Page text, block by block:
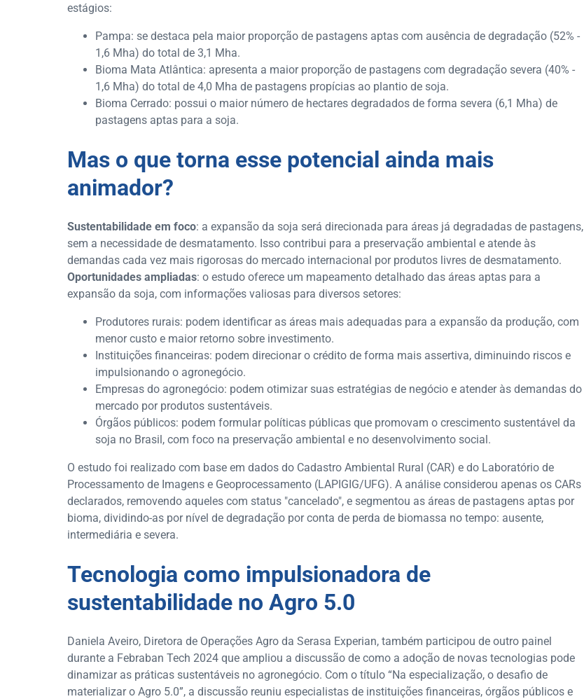
estágios:
Pampa: se destaca pela maior proporção de pastagens aptas com ausência de degradação (52% -
1,6 Mha) do total de 3,1 Mha.
Bioma Mata Atlântica: apresenta a maior proporção de pastagens com degradação severa (40% -
1,6 Mha) do total de 4,0 Mha de pastagens propícias ao plantio de soja.
Bioma Cerrado: possui o maior número de hectares degradados de forma severa (6,1 Mha) de
pastagens aptas para a soja.
Mas o que torna esse potencial ainda mais
animador?
Sustentabilidade em foco: a expansão da soja será direcionada para áreas já degradadas de pastagens,
sem a necessidade de desmatamento. Isso contribui para a preservação ambiental e atende às
demandas cada vez mais rigorosas do mercado internacional por produtos livres de desmatamento.
Oportunidades ampliadas: o estudo oferece um mapeamento detalhado das áreas aptas para a
expansão da soja, com informações valiosas para diversos setores:
Produtores rurais: podem identificar as áreas mais adequadas para a expansão da produção, com
menor custo e maior retorno sobre investimento.
Instituições financeiras: podem direcionar o crédito de forma mais assertiva, diminuindo riscos e
impulsionando o agronegócio.
Empresas do agronegócio: podem otimizar suas estratégias de negócio e atender às demandas do
mercado por produtos sustentáveis.
Órgãos públicos: podem formular políticas públicas que promovam o crescimento sustentável da
soja no Brasil, com foco na preservação ambiental e no desenvolvimento social.
O estudo foi realizado com base em dados do Cadastro Ambiental Rural (CAR) e do Laboratório de
Processamento de Imagens e Geoprocessamento (LAPIGIG/UFG). A análise considerou apenas os CARs
declarados, removendo aqueles com status "cancelado", e segmentou as áreas de pastagens aptas por
bioma, dividindo-as por nível de degradação por conta de perda de biomassa no tempo: ausente,
intermediária e severa.
Tecnologia como impulsionadora de
sustentabilidade no Agro 5.0
Daniela Aveiro, Diretora de Operações Agro da Serasa Experian, também participou de outro painel
durante a Febraban Tech 2024 que ampliou a discussão de como a adoção de novas tecnologias pode
dinamizar as práticas sustentáveis no agronegócio. Com o título “Na especialização, o desafio de
materializar o Agro 5.0”, a discussão reuniu especialistas de instituições financeiras, órgãos públicos e